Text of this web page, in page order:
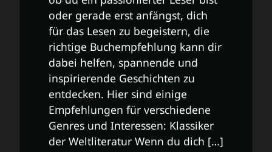
oder gerade erst anfängst, dich
für das Lesen zu begeistern, die
richtige Buchempfehlung kann dir
dabei helfen, spannende und
inspirierende Geschichten zu
entdecken. Hier sind einige
Empfehlungen für verschiedene
Genres und Interessen: Klassiker
der Weltliteratur Wenn du dich […]